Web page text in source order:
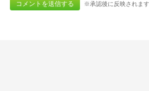
※承認後に反映されます